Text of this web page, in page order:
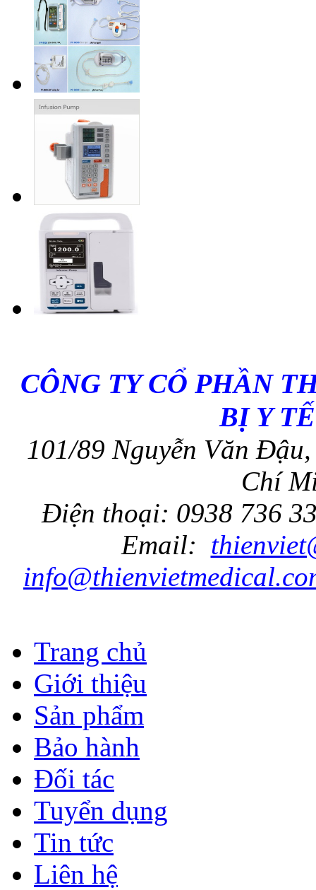
CÔNG TY CỔ PHẦN
BỊ Y
101/89 Nguyễn Văn
Chí
Điện thoại: 0938 736
Email:
Trang chủ
Giới thiệu
Sản phẩm
Bảo hành
Đối tác
Tuyển dụng
Tin tức
Liên hệ